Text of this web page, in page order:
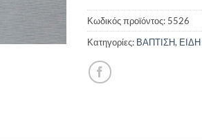
Κωδικός προϊόντος: 5526
Κατηγορίες: ΒΑΠΤΙΣΗ,